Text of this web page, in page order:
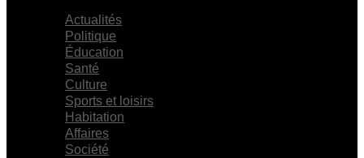
Actualités
Politique
Éducation
Santé
Culture
Sports et loisirs
Habitation
Affaires
Société